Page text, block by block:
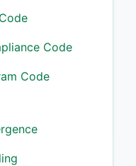
Code
Code